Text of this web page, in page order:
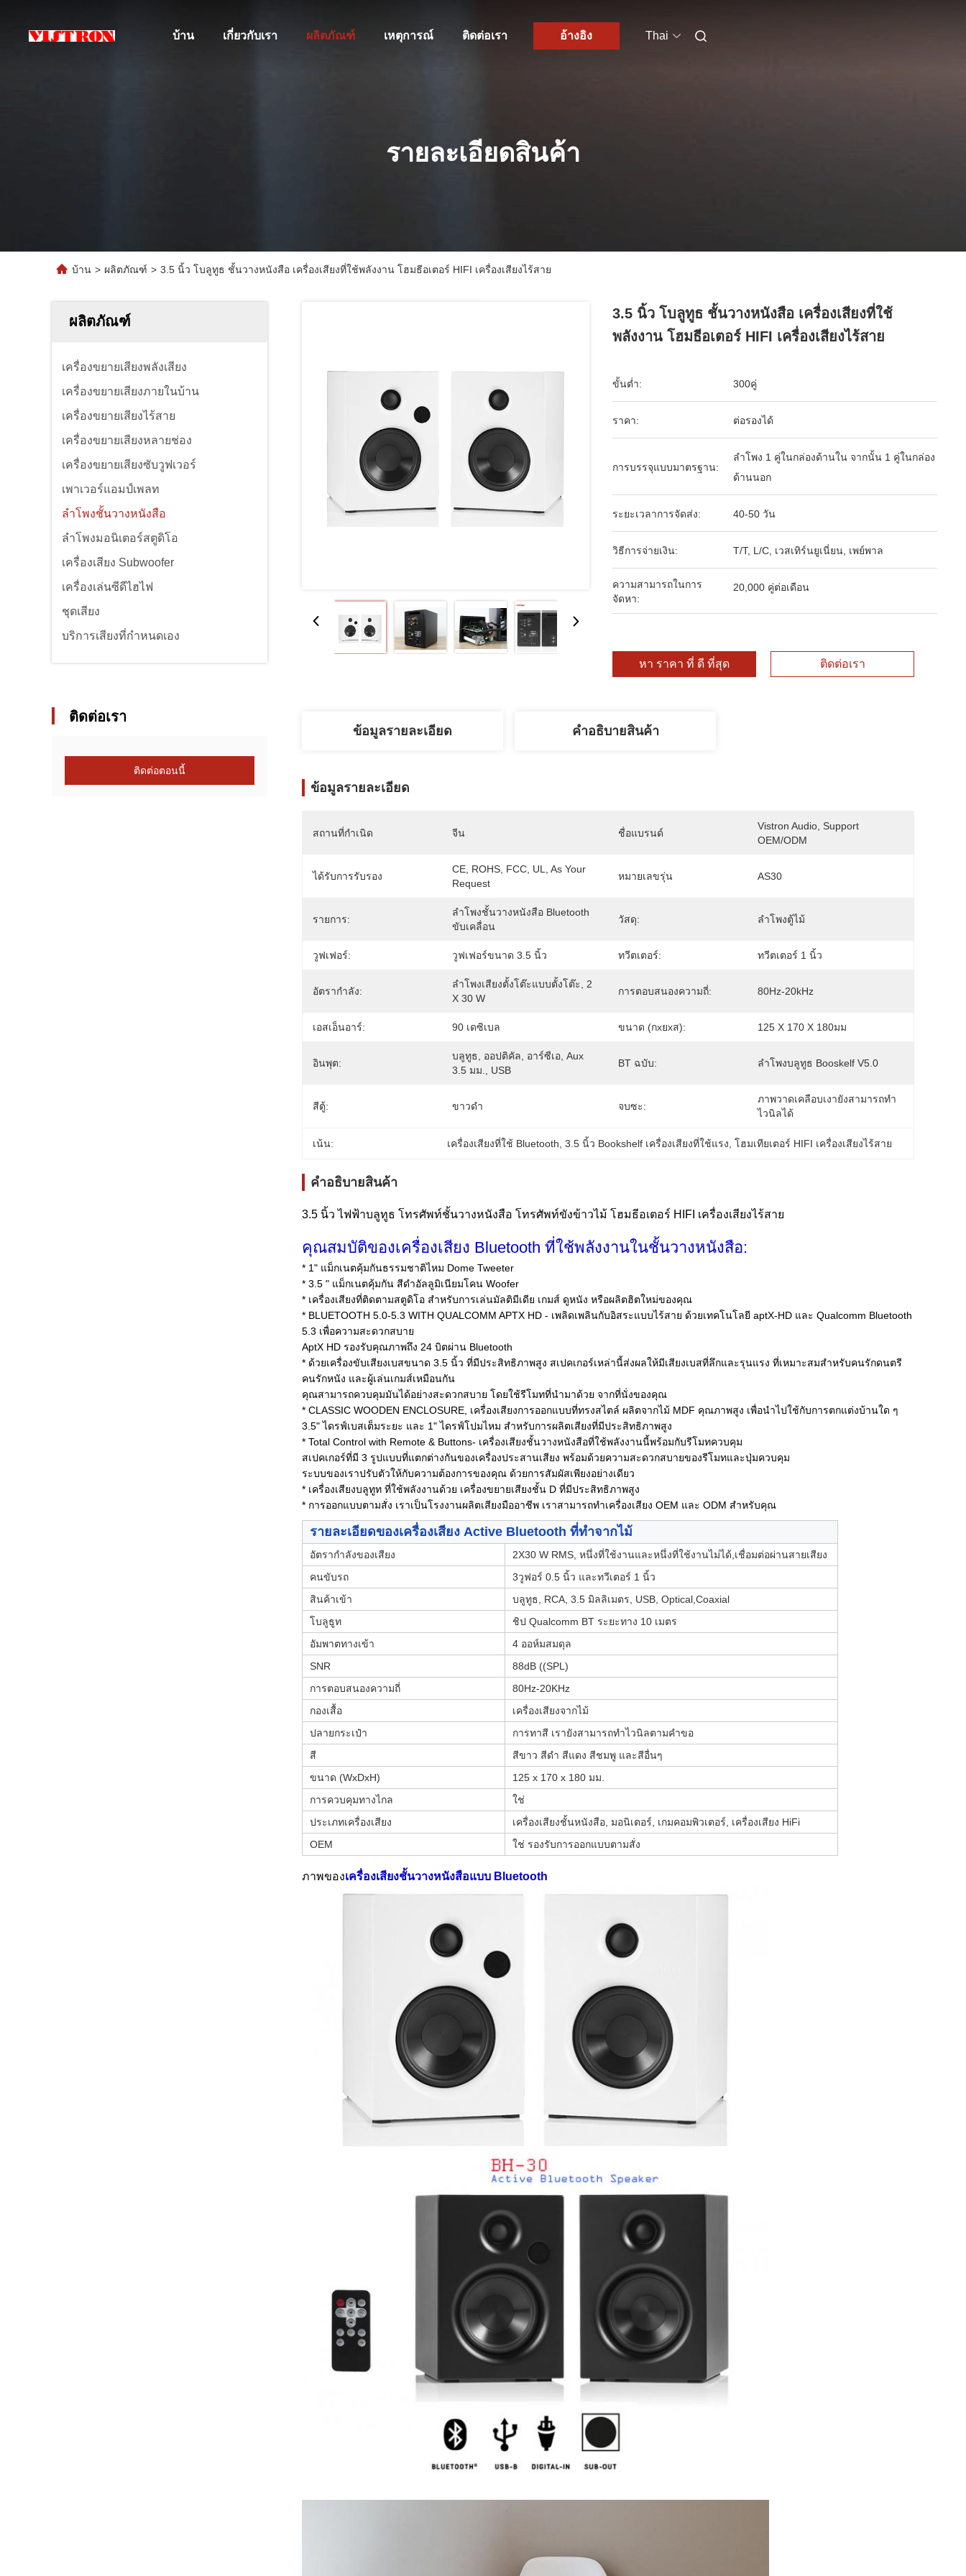
บ้าน เกี่ยวกับเรา ผลิตภัณฑ์ เหตุการณ์ ติดต่อเรา อ้างอิง Thai
รายละเอียดสินค้า
บ้าน > ผลิตภัณฑ์ > 3.5 นิ้ว โบลูทูธ ชั้นวางหนังสือ เครื่องเสียงที่ใช้พลังงาน โฮมธีอเตอร์ HIFI เครื่องเสียงไร้สาย
ผลิตภัณฑ์
เครื่องขยายเสียงพลังเสียง
เครื่องขยายเสียงภายในบ้าน
เครื่องขยายเสียงไร้สาย
เครื่องขยายเสียงหลายช่อง
เครื่องขยายเสียงซับวูฟเวอร์
เพาเวอร์แอมป์เพลท
ลำโพงชั้นวางหนังสือ
ลำโพงมอนิเตอร์สตูดิโอ
เครื่องเสียง Subwoofer
เครื่องเล่นซีดีไฮไฟ
ชุดเสียง
บริการเสียงที่กําหนดเอง
ติดต่อเรา
ติดต่อตอนนี้
3.5 นิ้ว โบลูทูธ ชั้นวางหนังสือ เครื่องเสียงที่ใช้
พลังงาน โฮมธีอเตอร์ HIFI เครื่องเสียงไร้สาย
ขั้นต่ำ: 300คู่
ราคา: ต่อรองได้
การบรรจุแบบมาตรฐาน:
ลำโพง 1 คู่ในกล่องด้านใน จากนั้น 1 คู่ในกล่อง
ด้านนอก
ระยะเวลาการจัดส่ง: 40-50 วัน
วิธีการจ่ายเงิน: T/T, L/C, เวสเทิร์นยูเนี่ยน, เพย์พาล
ความสามารถในการ
จัดหา:
20,000 คู่ต่อเดือน
หา ราคา ที่ ดี ที่สุด ติดต่อเรา
ข้อมูลรายละเอียด คําอธิบายสินค้า
ข้อมูลรายละเอียด
สถานที่กำเนิด จีน ชื่อแบรนด์
Vistron Audio, Support
OEM/ODM
ได้รับการรับรอง
CE, ROHS, FCC, UL, As Your
Request
หมายเลขรุ่น AS30
รายการ:
ลำโพงชั้นวางหนังสือ Bluetooth
ขับเคลื่อน
วัสดุ: ลำโพงตู้ไม้
วูฟเฟอร์: วูฟเฟอร์ขนาด 3.5 นิ้ว ทวีตเตอร์: ทวีตเตอร์ 1 นิ้ว
อัตรากำลัง:
ลำโพงเสียงตั้งโต๊ะแบบตั้งโต๊ะ, 2
X 30 W
การตอบสนองความถี่: 80Hz-20kHz
เอสเอ็นอาร์: 90 เดซิเบล ขนาด (กxยxส): 125 X 170 X 180มม
อินพุต:
บลูทูธ, ออปติคัล, อาร์ซีเอ, Aux
3.5 มม., USB
BT ฉบับ: ลำโพงบลูทูธ Booskelf V5.0
สีตู้: ขาวดำ จบซะ:
ภาพวาดเคลือบเงายังสามารถทำ
ไวนิลได้
เน้น: เครื่องเสียงที่ใช้ Bluetooth , 3.5 นิ้ว Bookshelf เครื่องเสียงที่ใช้แรง , โฮมเทียเตอร์ HIFI เครื่องเสียงไร้สาย
คําอธิบายสินค้า
3.5 นิ้ว ไฟฟ้าบลูทูธ โทรศัพท์ชั้นวางหนังสือ โทรศัพท์ขังข้าวไม้ โฮมธีอเตอร์ HIFI เครื่องเสียงไร้สาย
คุณสมบัติของเครื่องเสียง Bluetooth ที่ใช้พลังงานในชั้นวางหนังสือ:
* 1" แม็กเนตคุ้มกันธรรมชาติไหม Dome Tweeter
* 3.5 " แม็กเนตคุ้มกัน สีดําอัลลูมิเนียมโคน Woofer
* เครื่องเสียงที่ติดตามสตูดิโอ สําหรับการเล่นมัลติมีเดีย เกมส์ ดูหนัง หรือผลิตฮิตใหม่ของคุณ
* BLUETOOTH 5.0-5.3 WITH QUALCOMM APTX HD - เพลิดเพลินกับอิสระแบบไร้สาย ด้วยเทคโนโลยี aptX-HD และ Qualcomm Bluetooth
5.3 เพื่อความสะดวกสบาย
AptX HD รองรับคุณภาพถึง 24 บิตผ่าน Bluetooth
* ด้วยเครื่องขับเสียงเบสขนาด 3.5 นิ้ว ที่มีประสิทธิภาพสูง สเปคเกอร์เหล่านี้ส่งผลให้มีเสียงเบสที่ลึกและรุนแรง ที่เหมาะสมสําหรับคนรักดนตรี
คนรักหนัง และผู้เล่นเกมส์เหมือนกัน
คุณสามารถควบคุมมันได้อย่างสะดวกสบาย โดยใช้รีโมทที่นํามาด้วย จากที่นั่งของคุณ
* CLASSIC WOODEN ENCLOSURE, เครื่องเสียงการออกแบบที่ทรงสไตล์ ผลิตจากไม้ MDF คุณภาพสูง เพื่อนําไปใช้กับการตกแต่งบ้านใด ๆ
3.5" ไดรฟ์เบสเต็มระยะ และ 1" ไดรฟ์โปมไหม สําหรับการผลิตเสียงที่มีประสิทธิภาพสูง
* Total Control with Remote & Buttons- เครื่องเสียงชั้นวางหนังสือที่ใช้พลังงานนี้พร้อมกับรีโมทควบคุม
สเปคเกอร์ที่มี 3 รูปแบบที่แตกต่างกันของเครื่องประสานเสียง พร้อมด้วยความสะดวกสบายของรีโมทและปุ่มควบคุม
ระบบของเราปรับตัวให้กับความต้องการของคุณ ด้วยการสัมผัสเพียงอย่างเดียว
* เครื่องเสียงบลูทูท ที่ใช้พลังงานด้วย เครื่องขยายเสียงชั้น D ที่มีประสิทธิภาพสูง
* การออกแบบตามสั่ง เราเป็นโรงงานผลิตเสียงมืออาชีพ เราสามารถทําเครื่องเสียง OEM และ ODM สําหรับคุณ
รายละเอียดของเครื่องเสียง Active Bluetooth ที่ทําจากไม้
อัตรากําลังของเสียง
2X30 W RMS, หนึ่งที่ใช้งานและหนึ่งที่ใช้งานไม่ได้,เชื่อมต่อผ่านสายเสียง
คนขับรถ
3วูฟอร์ 0.5 นิ้ว และทวีเตอร์ 1 นิ้ว
สินค้าเข้า
บลูทูธ, RCA, 3.5 มิลลิเมตร, USB, Optical,Coaxial
โบลูธูท
ชิป Qualcomm BT ระยะทาง 10 เมตร
อัมพาตทางเข้า
4 ออห์มสมดุล
SNR
88dB ((SPL)
การตอบสนองความถี่
80Hz-20KHz
กองเสื้อ
เครื่องเสียงจากไม้
ปลายกระเป๋า
การทาสี เรายังสามารถทําไวนิลตามคําขอ
สี
สีขาว สีดํา สีแดง สีชมพู และสีอื่นๆ
ขนาด (WxDxH)
125 x 170 x 180 มม.
การควบคุมทางไกล
ใช่
ประเภทเครื่องเสียง
เครื่องเสียงชั้นหนังสือ, มอนิเตอร์, เกมคอมพิวเตอร์, เครื่องเสียง HiFi
OEM
ใช่ รองรับการออกแบบตามสั่ง
ภาพของเครื่องเสียงชั้นวางหนังสือแบบ Bluetooth